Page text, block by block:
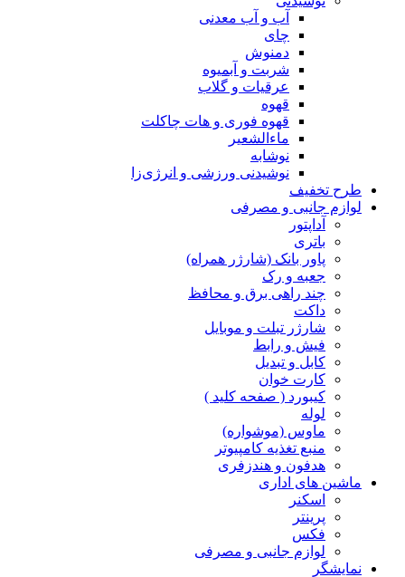
آب و آب معدنی
چای
دمنوش
شربت و آبمیوه
عرقیات و گلاب
قهوه
قهوه فوری و هات چاکلت
ماءالشعیر
نوشابه
نوشیدنی ورزشی و انرژی‌زا
طرح تخفیف
لوازم جانبی و مصرفی
آداپتور
باتری
پاور بانک (شارژر همراه)
جعبه و رک
چند راهی برق و محافظ
داکت
شارژر تبلت و موبایل
فیش و رابط
کابل و تبدیل
کارت خوان
کیبورد ( صفحه کلید )
لوله
ماوس (موشواره)
منبع تغذیه کامپیوتر
هدفون و هندزفری
ماشین های اداری
اسکنر
پرینتر
فکس
لوازم جانبی و مصرفی
نمایشگر